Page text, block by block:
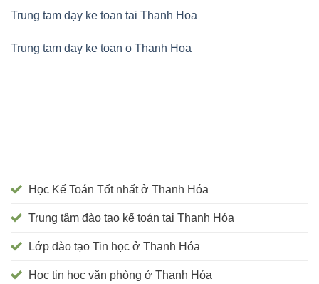
Trung tam dạy ke toan tai Thanh Hoa
Trung tam day ke toan o Thanh Hoa
Học Kế Toán Tốt nhất ở Thanh Hóa
Trung tâm đào tạo kế toán tại Thanh Hóa
Lớp đào tạo Tin học ở Thanh Hóa
Học tin học văn phòng ở Thanh Hóa